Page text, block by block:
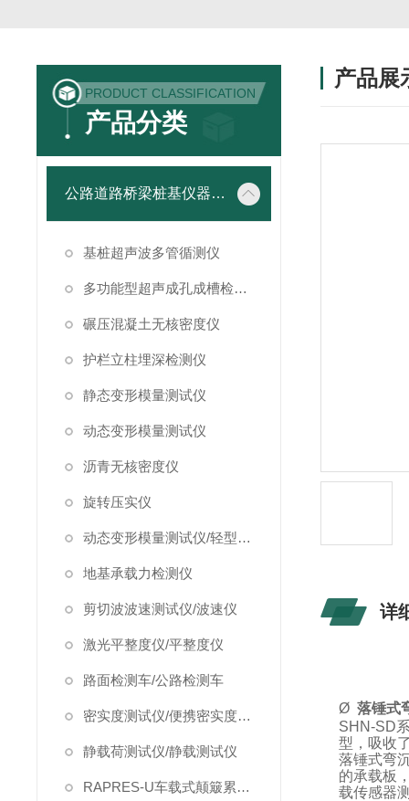
PRODUCT CLASSIFICATION
产品分类
公路道路桥梁桩基仪器设备
基桩超声波多管循测仪
多功能型超声成孔成槽检测仪
碾压混凝土无核密度仪
护栏立柱埋深检测仪
静态变形模量测试仪
动态变形模量测试仪
沥青无核密度仪
旋转压实仪
动态变形模量测试仪/轻型落锤试验仪
地基承载力检测仪
剪切波波速测试仪/波速仪
激光平整度仪/平整度仪
路面检测车/公路检测车
密实度测试仪/便携密实度检测仪
静载荷测试仪/静载测试仪
RAPRES-U车载式颠簸累积仪/颠簸累积仪
产品展
详
Ø 落锤式
SHN-SD
型，吸收
落锤式弯
的承载板
载传感器